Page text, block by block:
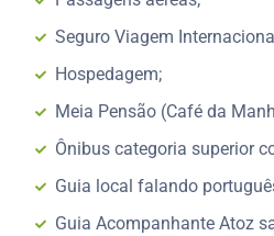
Seguro Viagem
Hospedagem;
Meia Pensão (Café da
Ônibus categoria superior
Guia local falando
Guia Acompanhante Atoz